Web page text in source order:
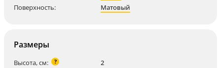
Поверхность:
Матовый
Размеры
Высота, см: ?
2